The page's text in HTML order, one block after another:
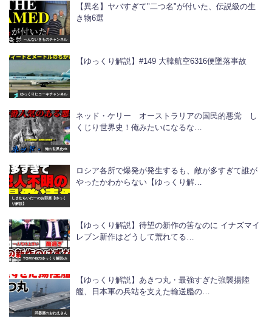
へんないきものチャンネル
【異名】ヤバすぎて"二つ名"が付いた、伝説級の生
き物6選
ゆっくりヒコーキチャンネル
【ゆっくり解説】#149 大韓航空6316便墜落事故
俺の世界史ch
ネッド・ケリー オーストラリアの国民的悪党 し
くじり世界史！俺みたいになるな…
しまむらいだーのお部屋【ゆっく
り解説】
ロシア各所で爆発が発生するも、敵が多すぎて誰が
やったかわからない【ゆっくり解…
TOMY46のゆっくり解説ch
【ゆっくり解説】待望の新作の筈なのに イナズマイ
レブン新作はどうして荒れてる…
武器屋のおねえさん
【ゆっくり解説】あきつ丸・最強すぎた強襲揚陸
艦、日本軍の兵站を支えた輸送艦の…